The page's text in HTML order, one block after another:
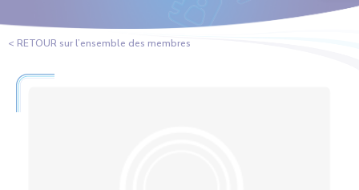
< RETOUR sur l’ensemble des membres